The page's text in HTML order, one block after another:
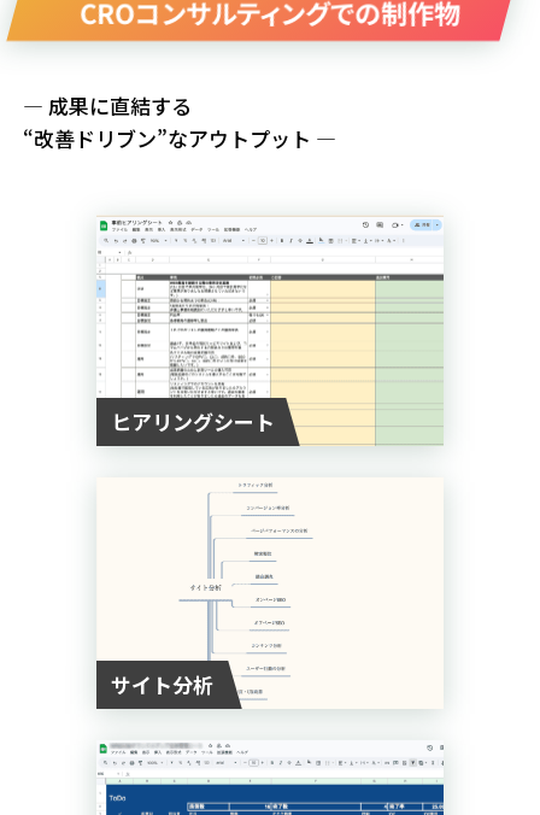
CROコンサルティングでの制作物
— 成果に直結する
“改善ドリブン”なアウトプット —
ヒアリングシート
サイト分析